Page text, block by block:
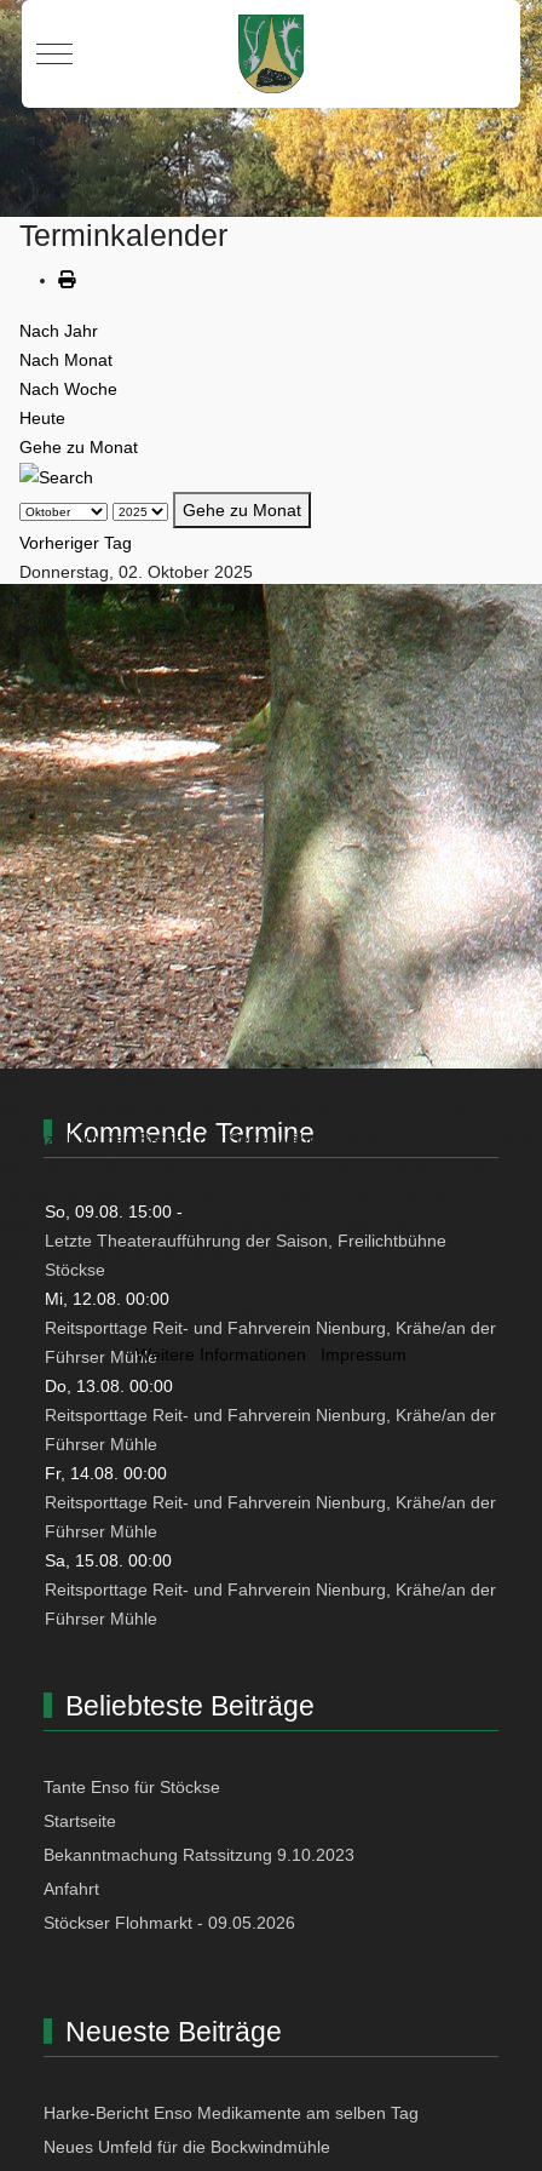
Mobile Menu Toggle
Terminkalender
Nach Jahr
Nach Monat
Nach Woche
Heute
Gehe zu Monat
Gehe zu Monat
Vorheriger Tag
Donnerstag, 02. Oktober 2025
Folgetag
Es wurden keine Events gefunden
Kommende Termine
So, 09.08. 15:00-
Letzte Theateraufführung der Saison, Freilichtbühne
Stöckse
Mi, 12.08. 00:00
Reitsporttage Reit- und Fahrverein Nienburg, Krähe/an der
Führser Mühle
Do, 13.08. 00:00
Reitsporttage Reit- und Fahrverein Nienburg, Krähe/an der
Führser Mühle
Fr, 14.08. 00:00
Reitsporttage Reit- und Fahrverein Nienburg, Krähe/an der
Führser Mühle
Sa, 15.08. 00:00
Reitsporttage Reit- und Fahrverein Nienburg, Krähe/an der
Führser Mühle
Beliebteste Beiträge
Tante Enso für Stöckse
Startseite
Bekanntmachung Ratssitzung 9.10.2023
Anfahrt
Stöckser Flohmarkt - 09.05.2026
Neueste Beiträge
Harke-Bericht Enso Medikamente am selben Tag
Neues Umfeld für die Bockwindmühle
essenziell für den Betrieb der Seite, während andere uns helfen, diese
Bitte beachten Sie, dass bei einer Ablehnung womöglich nicht mehr
alle Funktionalitäten der Seite zur Verfügung stehen.
Akzeptieren
Weitere Informationen Impressum